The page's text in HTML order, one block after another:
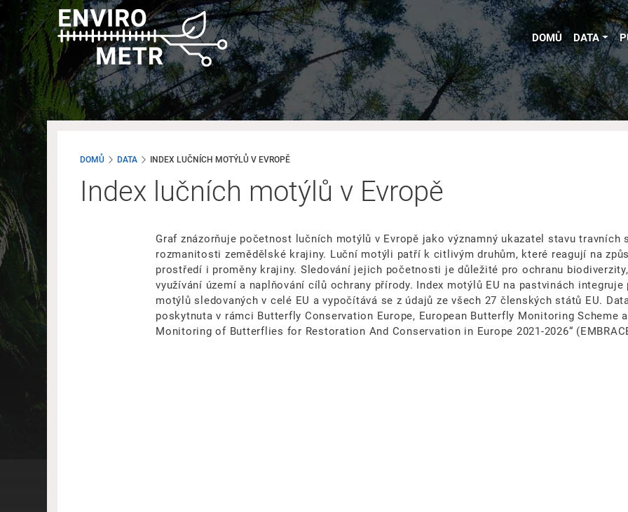
Přejít
k
hlavnímu
obsahu
DOMŮ DATA
DOMŮ DATA INDEX LUČNÍCH MOTÝLŮ V EVROPĚ
Index lučních motýlů v Evropě
Graf znázorňuje početnost lučních motýlů v Evropě jako významný ukazatel stavu
rozmanitosti zemědělské krajiny. Luční motýli patří k citlivým druhům, které reagují na
prostředí i proměny krajiny. Sledování jejich početnosti je důležité pro ochranu
využívání území a naplňování cílů ochrany přírody. Index motýlů EU na pastvinách
motýlů sledovaných v celé EU a vypočítává se z údajů ze všech 27 členských států EU.
poskytnuta v rámci Butterfly Conservation Europe, European Butterfly Monitoring Scheme
Monitoring of Butterflies for Restoration And Conservation in Europe 2021-2026“